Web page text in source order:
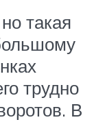
такая
трудно
В